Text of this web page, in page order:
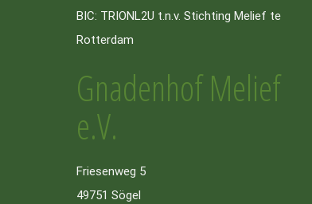
BIC: TRIONL2U t.n.v. Stichting Melief te
Rotterdam
Gnadenhof Melief
e.V.
Friesenweg 5
49751 Sögel